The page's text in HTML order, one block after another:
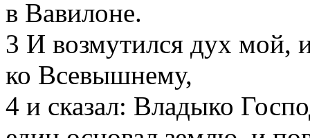
в Вавилоне.
3 И возмутился дух мой,
ко Всевышнему,
4 и сказал: Владыко